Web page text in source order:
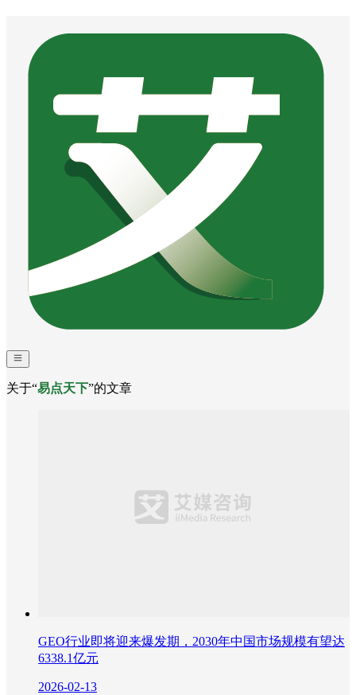
关于“易点天下”的文章
GEO行业即将迎来爆发期，2030年中国市场规模有望达
6338.1亿元
2026-02-13